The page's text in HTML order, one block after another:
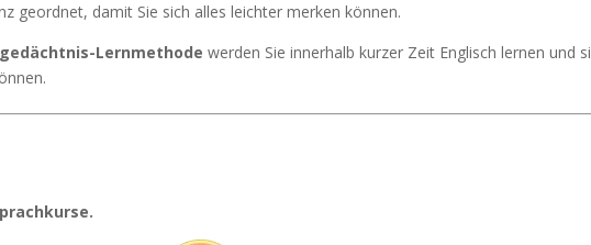
geordnet, damit Sie sich alles leichter merken können.
Lernmethode werden Sie innerhalb kurzer Zeit Englisch lernen und